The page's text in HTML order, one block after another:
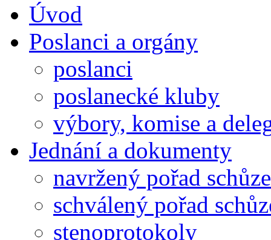
Úvod
Poslanci a orgány
poslanci
poslanecké kluby
výbory, komise a
Jednání a dokumenty
navržený pořad schůze
schválený pořad
stenoprotokoly